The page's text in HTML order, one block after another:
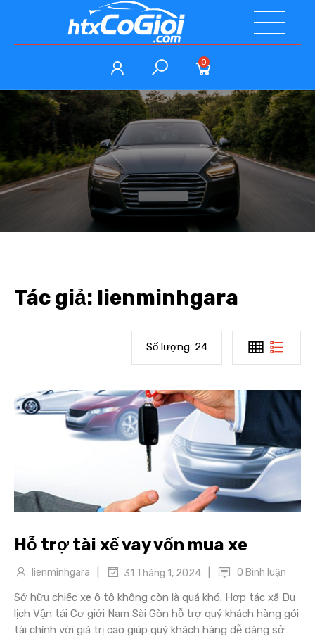
0
Tác giả: lienminhgara
Số lượng: 24
Hỗ trợ tài xế vay vốn mua xe
lienminhgara 31 Tháng 1, 2024 0 Bình luận
Sở hữu chiếc xe ô tô không còn là quá khó. Hợp tác xã Du
lịch Vận tải Cơ giới Nam Sài Gòn hỗ trợ quý khách hàng gói
tài chính với giá trị cao giúp quý khách hàng dễ dàng sở